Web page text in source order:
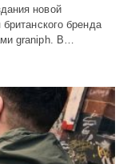
новой
бренда
graniph. В…